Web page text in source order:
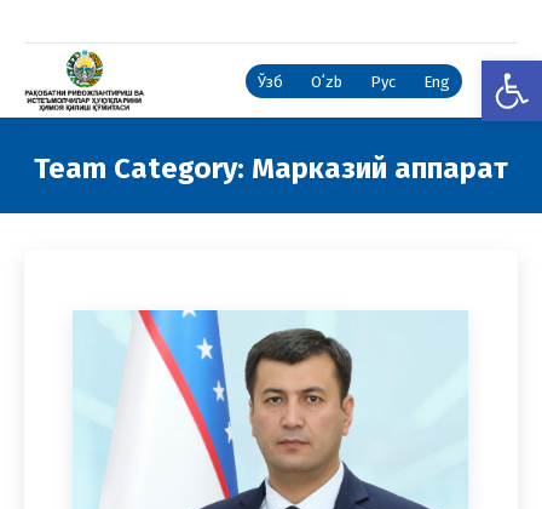
Ўзб Oʻzb Рус Eng
Team Category: Марказий аппарат